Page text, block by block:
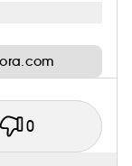
0